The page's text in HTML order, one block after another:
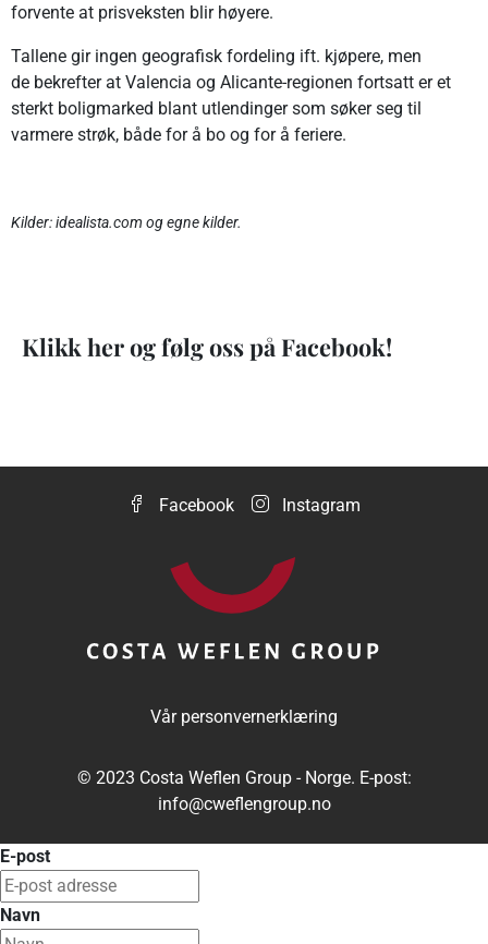
forvente at prisveksten blir høyere.
Tallene gir ingen geografisk fordeling ift. kjøpere, men
de bekrefter at Valencia og Alicante-regionen fortsatt er et
sterkt boligmarked blant utlendinger som søker seg til
varmere strøk, både for å bo og for å feriere.
Kilder: idealista.com og egne kilder.
Klikk her og følg oss på Facebook!
Facebook Instagram
Vår personvernerklæring
© 2023 Costa Weflen Group - Norge. E-post:
info@cweflengroup.no
E-post
Navn